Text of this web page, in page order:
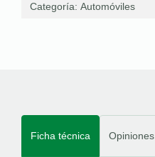
Categoría: Automóviles
Ficha técnica Opiniones